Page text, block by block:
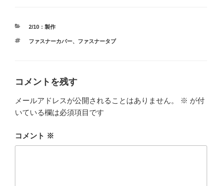
カ
ゴ
2/10：製作
タ
ファスナーカバー、 ファスナータブ
コメントを残す
メールアドレスが公開されることはありません。 ※ が付
いている欄は必須項目です
コメント ※